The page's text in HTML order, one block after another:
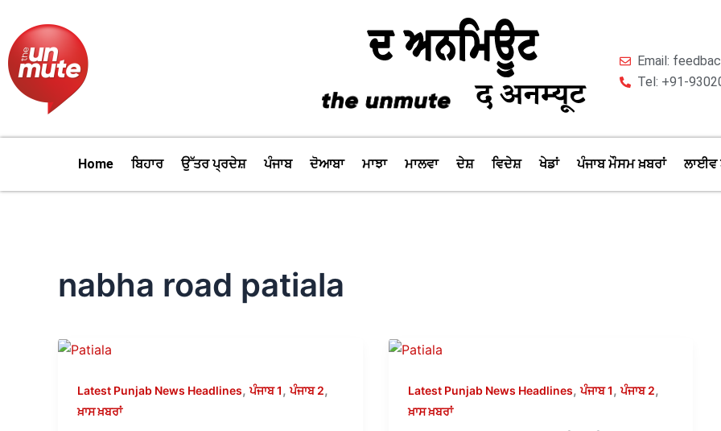
content
Email:
Tel: +91-
Home ਬਿਹਾਰ ਉੱਤਰ ਪ੍ਰਦੇਸ਼ ਪੰਜਾਬ ਦੋਆਬਾ ਮਾਝਾ ਮਾਲਵਾ ਦੇਸ਼ ਵਿਦੇਸ਼ ਖੇਡਾਂ ਪੰਜਾਬ ਮੌਸਮ ਖ਼ਬਰਾਂ ਲਾਈਵ
nabha road patiala
Latest Punjab News Headlines,ਪੰਜਾਬ 1,ਪੰਜਾਬ 2,
ਖ਼ਾਸ ਖ਼ਬਰਾਂ
Latest Punjab News Headlines,ਪੰਜਾਬ 1,ਪੰਜਾਬ 2,
ਖ਼ਾਸ ਖ਼ਬਰਾਂ